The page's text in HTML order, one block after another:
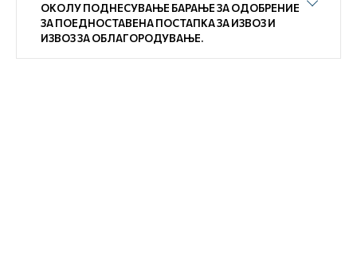
ОКОЛУ ПОДНЕСУВАЊЕ БАРАЊЕ ЗА ОДОБРЕНИЕ
ЗА ПОЕДНОСТАВЕНА ПОСТАПКА ЗА ИЗВОЗ И
ИЗВОЗ ЗА ОБЛАГОРОДУВАЊЕ.